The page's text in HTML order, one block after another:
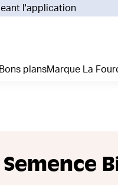
l'application
Bons plans Marque La
Semence